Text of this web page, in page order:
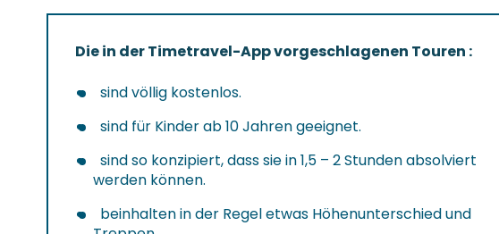
Die in der Timetravel-App vorgeschlagenen Touren :
sind völlig kostenlos.
sind für Kinder ab 10 Jahren geeignet.
sind so konzipiert, dass sie in 1,5 – 2 Stunden absolviert
werden können.
beinhalten in der Regel etwas Höhenunterschied und